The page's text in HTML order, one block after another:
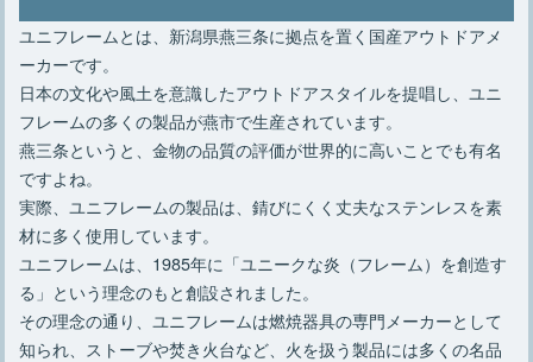
ユニフレームとは、新潟県燕三条に拠点を置く国産アウトドアメ
ーカーです。
日本の文化や風土を意識したアウトドアスタイルを提唱し、ユニ
フレームの多くの製品が燕市で生産されています。
燕三条というと、金物の品質の評価が世界的に高いことでも有名
ですよね。
実際、ユニフレームの製品は、錆びにくく丈夫なステンレスを素
材に多く使用しています。
ユニフレームは、1985年に「ユニークな炎（フレーム）を創造す
る」という理念のもと創設されました。
その理念の通り、ユニフレームは燃焼器具の専門メーカーとして
知られ、ストーブや焚き火台など、火を扱う製品には多くの名品